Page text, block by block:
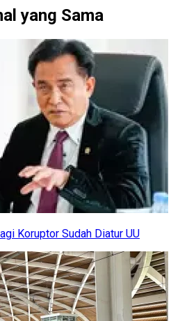
yang Sama
Koruptor Sudah Diatur UU